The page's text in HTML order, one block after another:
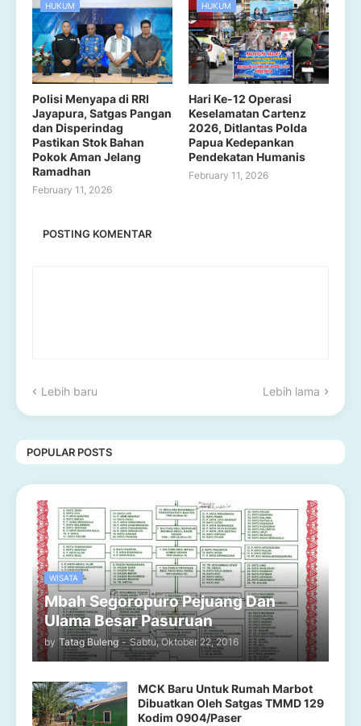
HUKUM
Polisi Menyapa di RRI
Jayapura, Satgas Pangan
dan Disperindag
Pastikan Stok Bahan
Pokok Aman Jelang
Ramadhan
February 11, 2026
HUKUM
Hari Ke-12 Operasi
Keselamatan Cartenz
2026, Ditlantas Polda
Papua Kedepankan
Pendekatan Humanis
February 11, 2026
POSTING KOMENTAR
Lebih baru Lebih lama
POPULAR POSTS
WISATA
Mbah Segoropuro Pejuang Dan
Ulama Besar Pasuruan
by Tatag Buleng - Sabtu, Oktober 22, 2016
MCK Baru Untuk Rumah Marbot
Dibuatkan Oleh Satgas TMMD 129
Kodim 0904/Paser